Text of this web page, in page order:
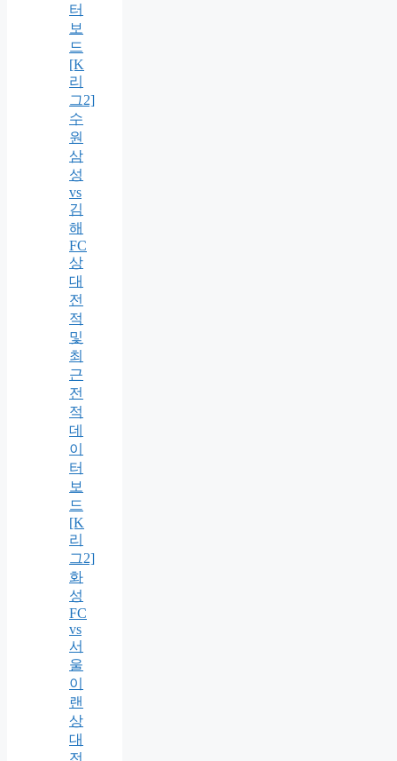
터
보
드
[K
리
그2]
수
원
삼
성
vs
김
해
FC
상
대
전
적
및
최
근
전
적
데
이
터
보
드
[K
리
그2]
화
성
FC
vs
서
울
이
랜
상
대
전